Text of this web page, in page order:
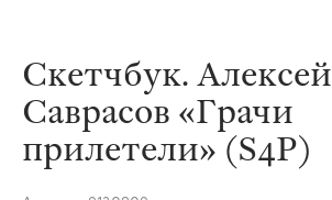
Скетчбук. Алексей
Саврасов «Грачи
прилетели» (S4P)